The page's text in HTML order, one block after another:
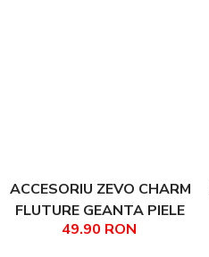
ACCESORIU ZEVO CHARM
FLUTURE GEANTA PIELE
NATURALA CREM
49.90 RON